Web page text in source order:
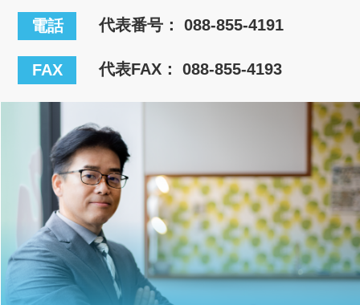
電話 代表番号：088-855-4191
FAX 代表FAX： 088-855-4193